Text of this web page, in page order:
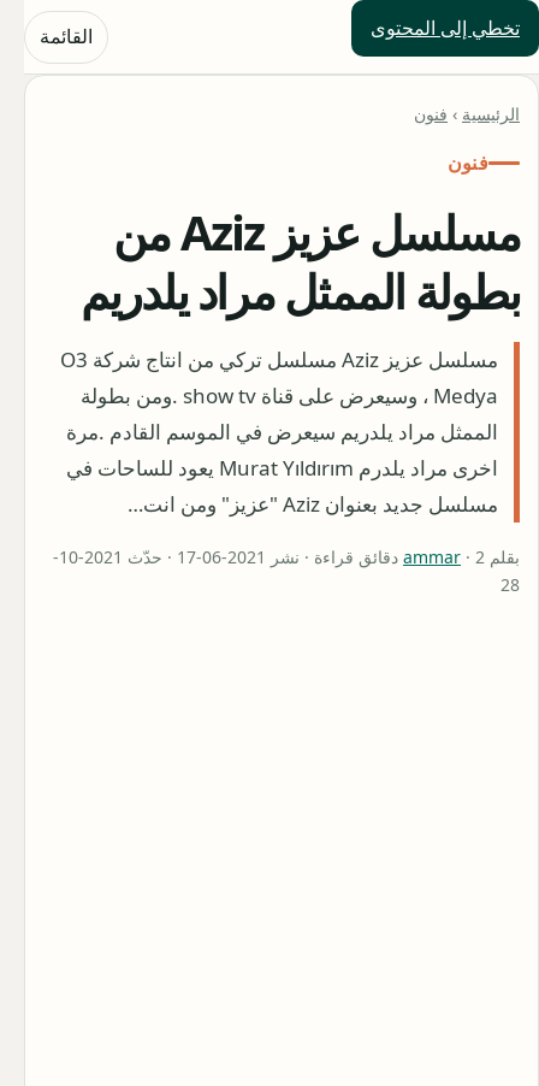
تخطي إلى المحتوى
حلول العالم القائمة
الرئيسية › فنون
فنون
مسلسل عزيز Aziz من
بطولة الممثل مراد يلدريم
مسلسل عزيز Aziz مسلسل تركي من انتاج شركة O3
Medya ، وسيعرض على قناة show tv .ومن بطولة
الممثل مراد يلدريم سيعرض في الموسم القادم ‏‎.مرة
اخرى مراد يلدرم Murat Yıldırım يعود للساحات في
مسلسل جديد بعنوان Aziz "عزيز" ومن انت…
بقلم ammar
· 2 دقائق قراءة · نشر 2021-06-17 · حدّث 2021-10-
28